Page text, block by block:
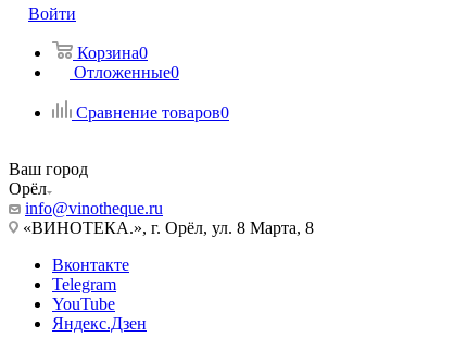
Войти
Корзина0
Отложенные0
Сравнение товаров0
Ваш город
Орёл
info@vinotheque.ru
«ВИНОТЕКА.», г. Орёл, ул. 8 Марта, 8
Вконтакте
Telegram
YouTube
Яндекс.Дзен